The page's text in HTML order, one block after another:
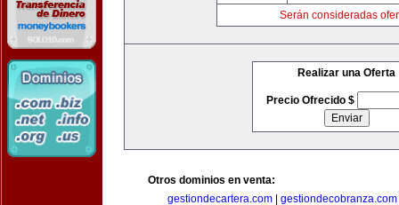
Serán consideradas
Realizar una Oferta
Precio Ofrecido $
Otros dominios en venta:
gestiondecartera.com| gestiondecobranza.com